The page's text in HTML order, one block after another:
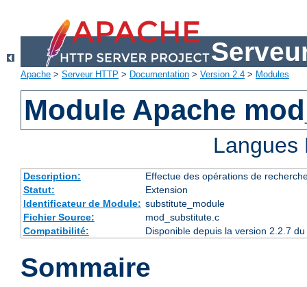
Apache > Serveur HTTP > Documentation > Version 2.4 > Modules
Module Apache
Description:
Effectue des opérations de
Statut:
Extension
Identificateur de Module: substitute_module
Fichier Source:
mod_substitute.c
Compatibilité:
Disponible depuis la version 2.2.7
Sommaire